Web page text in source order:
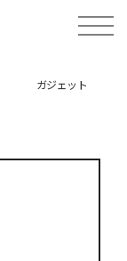
toggle
ガジェット